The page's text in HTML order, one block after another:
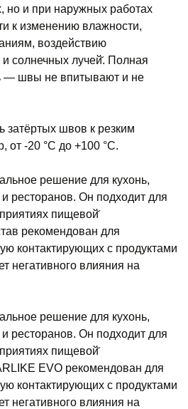
но и при наружных работах
к изменению влажности,
воздействию
солнечных лучей̆. Полная
— швы не впитывают и не
затёртых швов к резким
от -20 °С до +100 °С.
решение для кухонь,
ресторанов. Он подходит для
пищевой̆
рекомендован для
контактирующих с продуктами
негативного влияния на
решение для кухонь,
ресторанов. Он подходит для
пищевой̆
EVO рекомендован для
контактирующих с продуктами
негативного влияния на